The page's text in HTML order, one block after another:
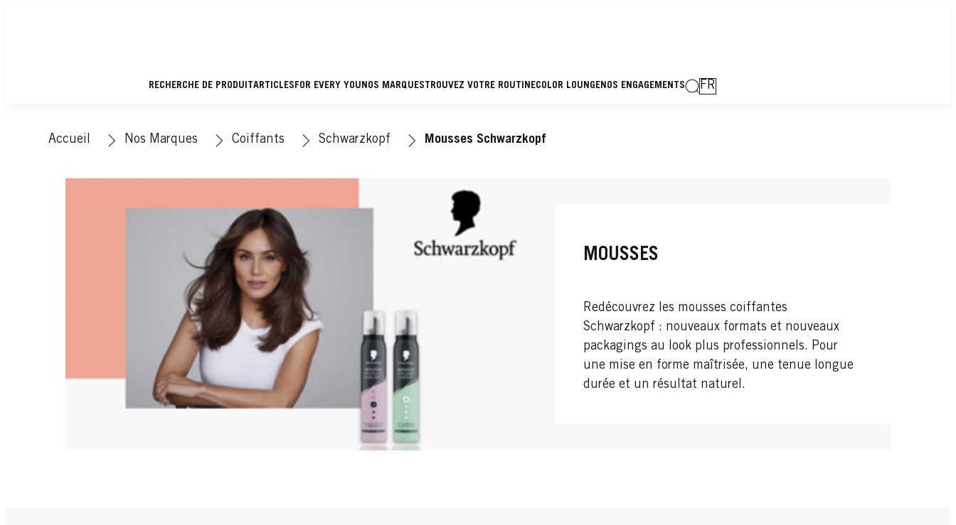
RECHERCHE DE PRODUIT ARTICLESFOR EVERY YOUNOS MARQUES TROUVEZ VOTRE ROUTINECOLOR LOUNGENOS ENGAGEMENTS FR
Accueil Nos Marques Coiffants Schwarzkopf Mousses Schwarzkopf
MOUSSES
Redécouvrez les mousses coiffantes
Schwarzkopf :​ nouveaux formats et nouveaux
packagings au look plus professionnels.​ Pour
une mise en forme maîtrisée, une tenue longue
durée et un résultat naturel.